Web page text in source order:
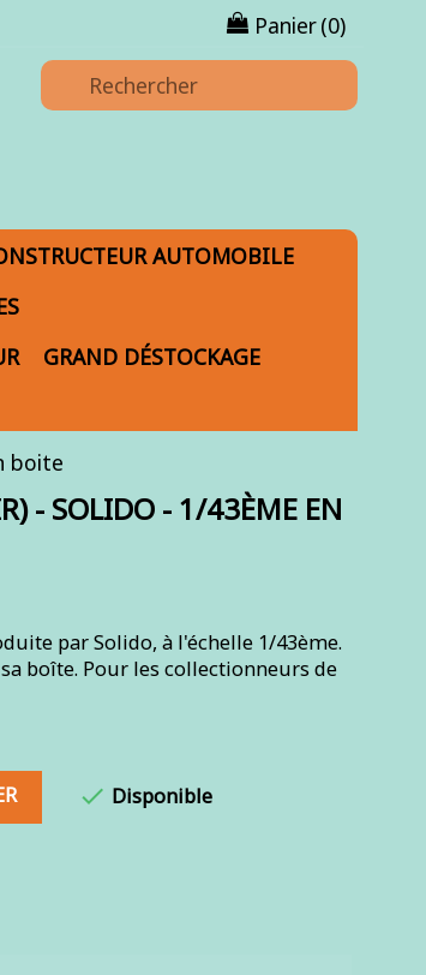
Panier(0)
AUTOMOBILE
GRAND DÉSTOCKAGE
boite
- SOLIDO - 1/43ÈME EN
par Solido, à l'échelle 1/43ème.
boîte. Pour les collectionneurs de
 Disponible